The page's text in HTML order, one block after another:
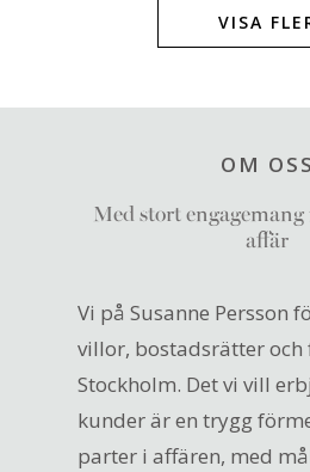
VISA
OM OSS
Med stort
affär
Vi på Susanne Persson
villor, bostadsrätter
Stockholm. Det vi vill
kunder är en trygg
parter i affären, med